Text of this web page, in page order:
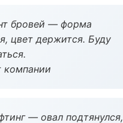
бровей — форма
цвет держится. Буду
компании
— овал подтянулся,